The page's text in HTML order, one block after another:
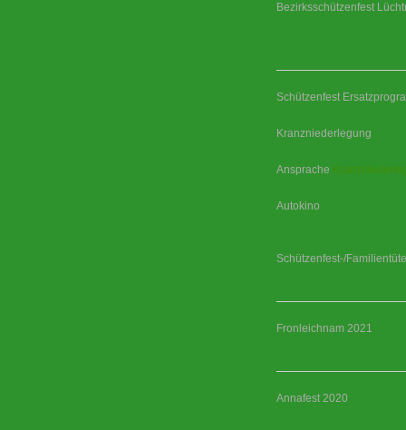
Bezirksschützenfest
Schützenfest
Kranzniederlegung
Ansprache
Autokino
Schützenfest-/
Fronleichnam 2021
Annafest 2020